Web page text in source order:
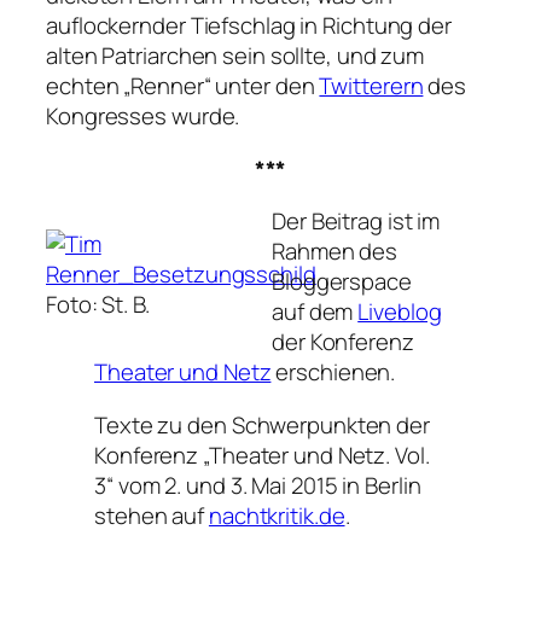
auflockernder Tiefschlag in Richtung der
alten Patriarchen sein sollte, und zum
echten „Renner“ unter denTwittererndes
Kongresses wurde.
***
Foto: St. B.
Der Beitrag ist im
Rahmen des
Bloggerspace
auf demLiveblog
der Konferenz
Theater und Netzerschienen.
Texte zu den Schwerpunkten der
Konferenz „Theater und Netz. Vol.
3“ vom 2. und 3. Mai 2015 in Berlin
stehen aufnachtkritik.de.